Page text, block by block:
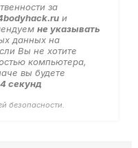
за
и
не указывать
данных на
Вы не хотите
компьютера,
вы будете
4 секунд
безопасности.